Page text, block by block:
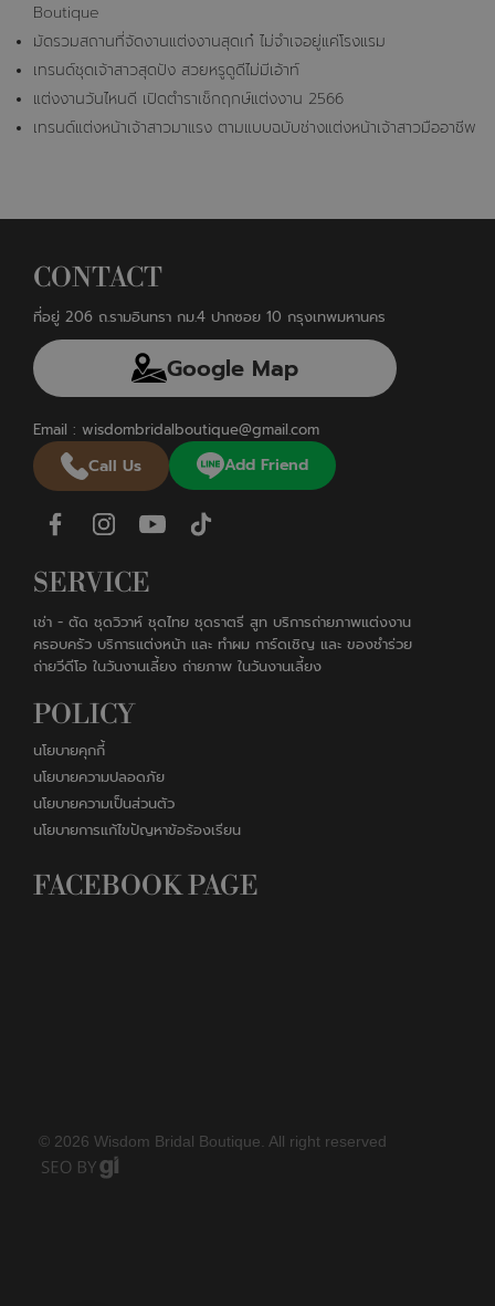
Boutique
มัดรวมสถานที่จัดงานแต่งงานสุดเก๋ ไม่จำเจอยู่แค่โรงแรม
เทรนด์ชุดเจ้าสาวสุดปัง สวยหรูดูดีไม่มีเอ้าท์
แต่งงานวันไหนดี เปิดตำราเช็กฤกษ์แต่งงาน 2566
เทรนด์แต่งหน้าเจ้าสาวมาแรง ตามแบบฉบับช่างแต่งหน้าเจ้าสาวมืออาชีพ
CONTACT
ที่อยู่ 206 ถ.รามอินทรา กม.4 ปากซอย 10 กรุงเทพมหานคร
Google Map
Email : wisdombridalboutique@gmail.com
Call Us Add Friend
SERVICE
เช่า - ตัด ชุดวิวาห์ ชุดไทย ชุดราตรี สูท บริการถ่ายภาพแต่งงาน
ครอบครัว บริการแต่งหน้า และ ทำผม การ์ดเชิญ และ ของชำร่วย
ถ่ายวีดีโอ ในวันงานเลี้ยง ถ่ายภาพ ในวันงานเลี้ยง
POLICY
นโยบายคุกกี้
นโยบายความปลอดภัย
นโยบายความเป็นส่วนตัว
นโยบายการแก้ไขปัญหาข้อร้องเรียน
FACEBOOK PAGE
© 2026 Wisdom Bridal Boutique.​ All right reserved